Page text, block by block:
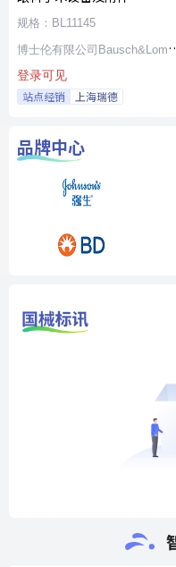
规格：BL11145
博士伦有限公司Bausch&Lomb
Incorporated
登录可见
站点经销 上海瑞德
品牌中心